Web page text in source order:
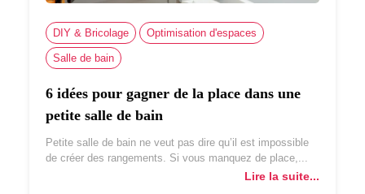
DIY & Bricolage Optimisation d'espaces
Salle de bain
6 idées pour gagner de la place dans une
petite salle de bain
Petite salle de bain ne veut pas dire qu’il est impossible
de créer des rangements. Si vous manquez de place,...
Lire la suite...